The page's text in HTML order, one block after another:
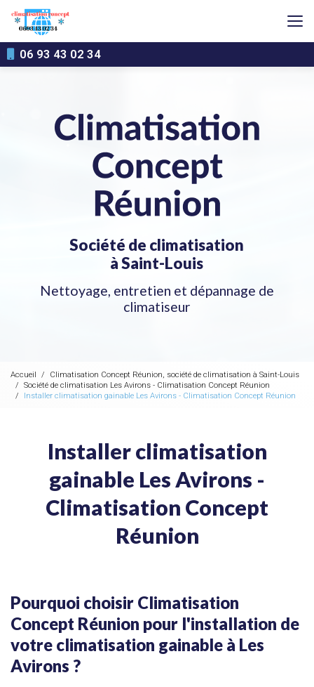
contenu
principal
06 93 43 02 34
Société de climatisation
à Saint-Louis
Nettoyage, entretien et dépannage de
climatiseur
Accueil
Climatisation Concept Réunion, société de climatisation à Saint-Louis
Société de climatisation Les Avirons - Climatisation Concept Réunion
Installer climatisation gainable Les Avirons - Climatisation Concept Réunion
Installer climatisation
gainable Les Avirons -
Climatisation Concept
Réunion
Pourquoi choisir Climatisation
Concept Réunion pour l'installation de
votre climatisation gainable à Les
Avirons ?